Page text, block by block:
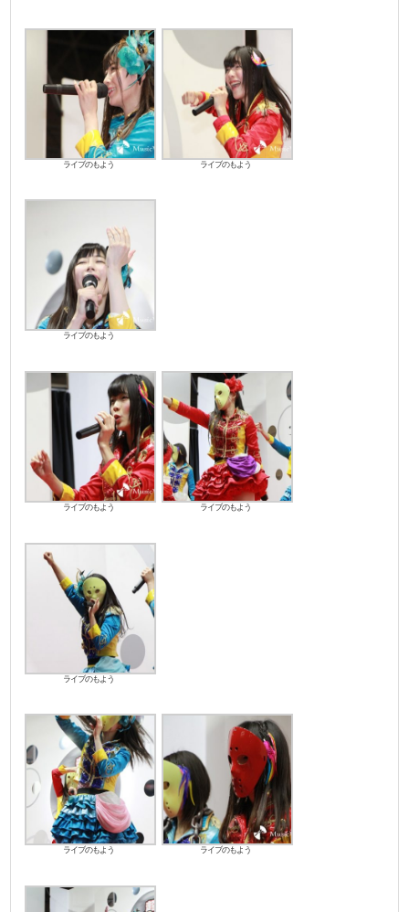
ライブのもよう ライブのもよう
ライブのもよう
ライブのもよう ライブのもよう
ライブのもよう
ライブのもよう ライブのもよう